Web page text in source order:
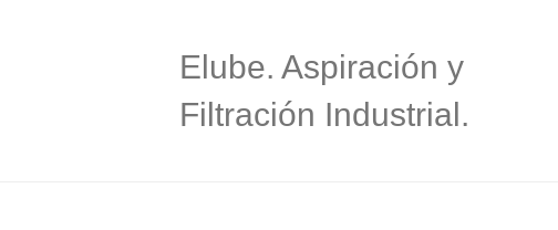
Elube. Aspiración y
Filtración Industrial.